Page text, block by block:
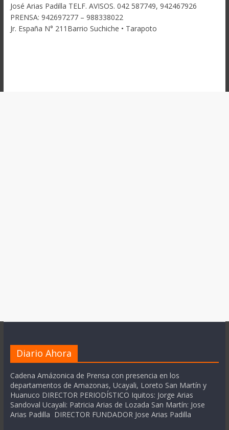
José Arias Padilla TELF. AVISOS. 042 587749, 942467926
PRENSA: 942697277 – 988338022
Jr. España N° 211Barrio Suchiche • Tarapoto
Diario Ahora
Cadena Amázonica de Prensa con presencia en los
departamentos de Amazonas, Ucayali, Loreto San Martín y
Huanuco DIRECTOR PERIODÍSTICO Iquitos: Jorge Arias
Sandoval Ucayali: Patricia Arias de Lozada San Martín: Jose
Arias Padilla DIRECTOR FUNDADOR Jose Arias Padilla